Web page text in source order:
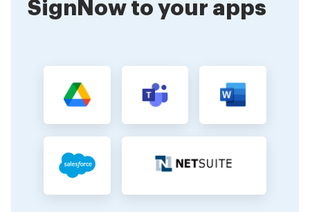
SignNow to your apps